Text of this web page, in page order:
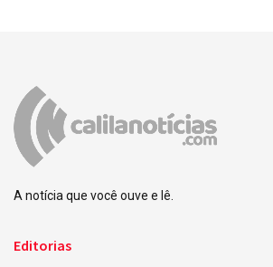
A notícia que você ouve e lê.
Editorias